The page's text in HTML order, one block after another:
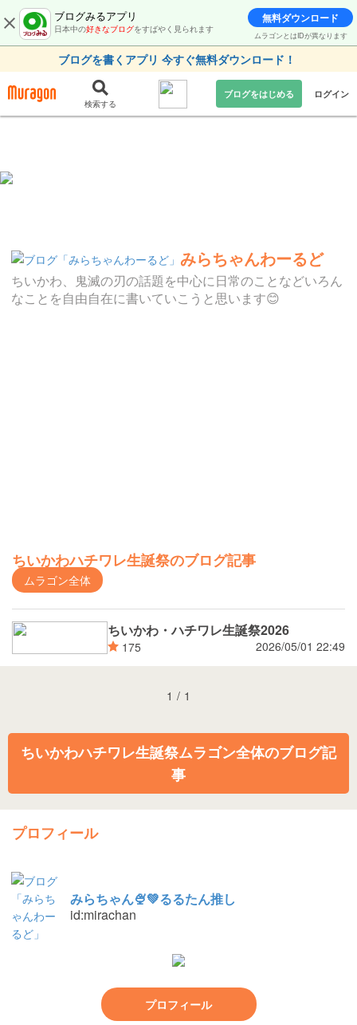
ブログみるアプリ
日本中の好きなブログをすばやく見られます
無料ダウンロード
ムラゴンとはIDが異なります
ブログを書くアプリ 今すぐ無料ダウンロード！
検索する
ブログをはじめる ログイン
みらちゃんわーるど
ちいかわ、鬼滅の刃の話題を中心に日常のことなどいろん
なことを自由自在に書いていこうと思います😊
ちいかわハチワレ生誕祭のブログ記事
ムラゴン全体
ちいかわ・ハチワレ生誕祭2026
175 2026/05/01 22:49
1 / 1
ちいかわハチワレ生誕祭ムラゴン全体のブログ記
事
プロフィール
みらちゃん🍨💚るるたん推し
id:mirachan
プロフィール